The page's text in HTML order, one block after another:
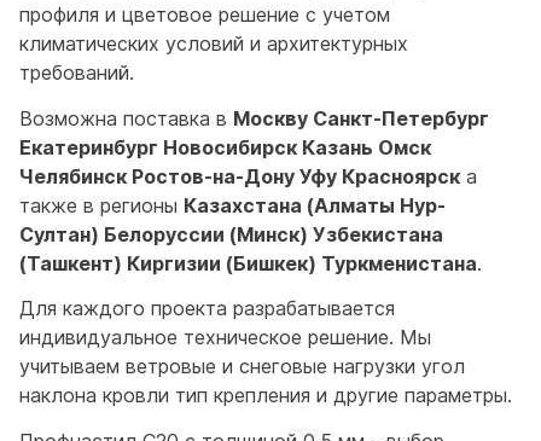
профиля и цветовое решение с учетом
климатических условий и архитектурных
требований.
Возможна поставка в Москву Санкт-Петербург
Екатеринбург Новосибирск Казань Омск
Челябинск Ростов-на-Дону Уфу Красноярск а
также в регионы Казахстана (Алматы Нур-
Султан) Белоруссии (Минск) Узбекистана
(Ташкент) Киргизии (Бишкек) Туркменистана.
Для каждого проекта разрабатывается
индивидуальное техническое решение. Мы
учитываем ветровые и снеговые нагрузки угол
наклона кровли тип крепления и другие параметры.